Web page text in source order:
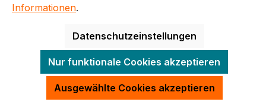
Alle Preise exkl. gesetzl. Mehrwertsteuer zzgl.
Versandkostenund ggf. Nachnahmegebühren, wenn
nicht anders angegeben.
Informationen.
Datenschutzeinstellungen
Nur funktionale Cookies akzeptieren
Ausgewählte Cookies akzeptieren